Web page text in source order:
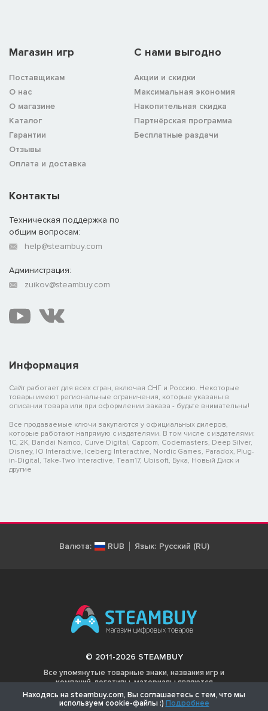
Магазин игр
Поставщикам
О нас
О магазине
Каталог
Гарантии
Отзывы
Оплата и доставка
C нами выгодно
Акции и скидки
Максимальная экономия
Накопительная скидка
Партнёрская программа
Бесплатные раздачи
Информация
Сайт работает для всех стран, включая СНГ и Россию. Некоторые
товары имеют региональные ограничения, которые указаны в
описании товара или при оформлении заказа - будьте внимательны!
Все продаваемые ключи закупаются у официальных дилеров,
которые работают напрямую с издателями. В том числе с издателями:
1C, 2K, Bandai Namco, Curve Digital, Capcom, Codemasters, Deep Silver,
Disney, IO Interactive, Iceberg Interactive, Nordic Games, Paradox, Plug-
in-Digital, Take-Two Interactive, Team17, Ubisoft, Бука, Новый Диск и
другие
Контакты
Техническая поддержка по
общим вопросам:
help@steambuy.com
Администрация:
zuikov@steambuy.com
Валюта: RUB Язык: Русский (RU)
© 2011-2026 STEAMBUY
Все упомянутые товарные знаки, названия игр и
компаний, логотипы, материалы являются
собственностью соответствующих владельцев.
Находясь на steambuy.com, Вы соглашаетесь с тем, что мы
используем cookie-файлы :) Подробнее